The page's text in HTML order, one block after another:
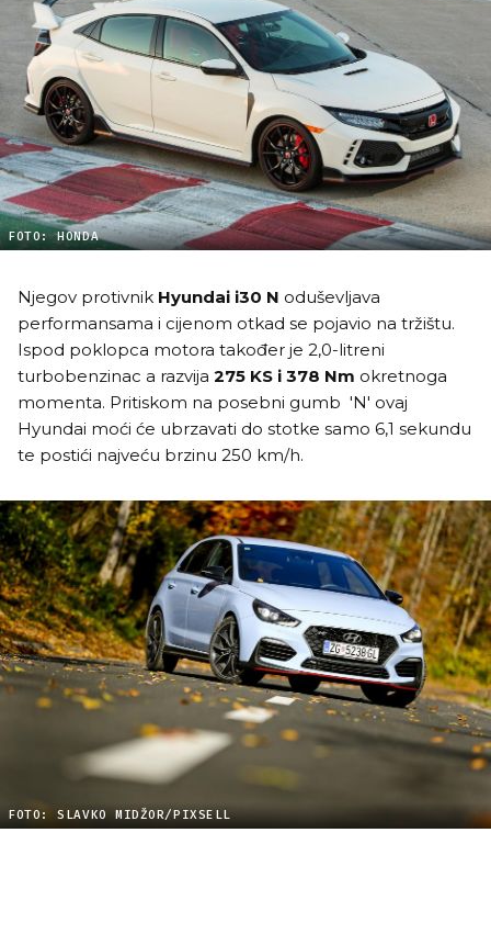
FOTO: HONDA
Njegov protivnik Hyundai i30 N oduševljava
performansama i cijenom otkad se pojavio na tržištu.
Ispod poklopca motora također je 2,0-litreni
turbobenzinac a razvija 275 KS i 378 Nm okretnoga
momenta. Pritiskom na posebni gumb 'N' ovaj
Hyundai moći će ubrzavati do stotke samo 6,1 sekundu
te postići najveću brzinu 250 km/h.
FOTO: SLAVKO MIDŽOR/PIXSELL